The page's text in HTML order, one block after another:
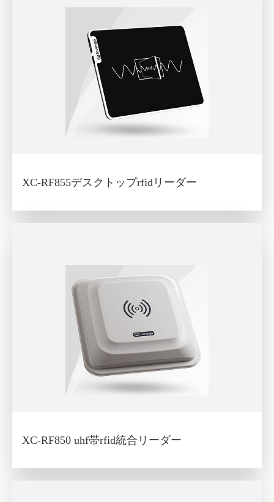
XC-RF855デスクトップrfidリーダー
XC-RF850 uhf帯rfid統合リーダー